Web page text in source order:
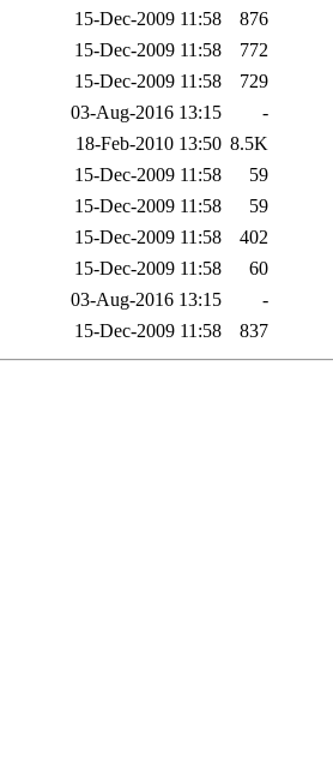
15-Dec-2009 11:58
876
15-Dec-2009 11:58
772
15-Dec-2009 11:58
729
03-Aug-2016 13:15
-
18-Feb-2010 13:50 8.5K
15-Dec-2009 11:58
59
15-Dec-2009 11:58
59
15-Dec-2009 11:58
402
15-Dec-2009 11:58
60
03-Aug-2016 13:15
-
15-Dec-2009 11:58 837